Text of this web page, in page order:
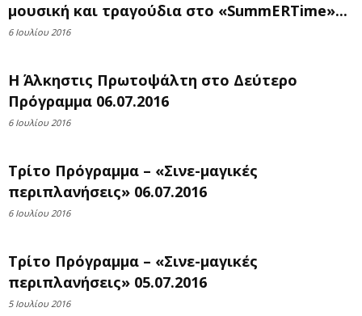
μουσική και τραγούδια στο «SummERTime»...
6 Ιουλίου 2016
Η Άλκηστις Πρωτοψάλτη στο Δεύτερο
Πρόγραμμα 06.07.2016
6 Ιουλίου 2016
Τρίτο Πρόγραμμα – «Σινε-μαγικές
περιπλανήσεις» 06.07.2016
6 Ιουλίου 2016
Τρίτο Πρόγραμμα – «Σινε-μαγικές
περιπλανήσεις» 05.07.2016
5 Ιουλίου 2016